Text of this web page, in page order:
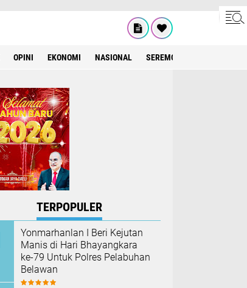
OPINI EKONOMI NASIONAL SEREMONIAL
TERPOPULER
Yonmarhanlan I Beri Kejutan
Manis di Hari Bhayangkara
ke-79 Untuk Polres Pelabuhan
Belawan